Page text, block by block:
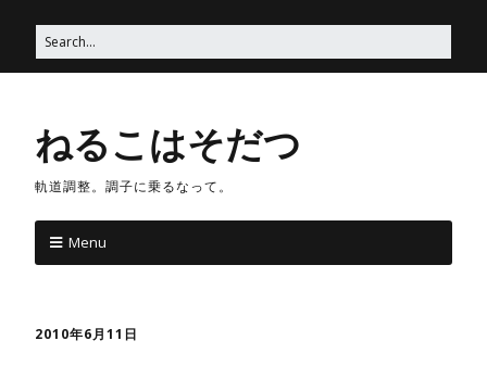
ねるこはそだつ
軌道調整。調子に乗るなって。
Menu
2010年6月11日